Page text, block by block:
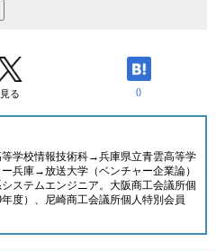
見る 0
学校情報技術科→兵庫県立青雲高等学
兵庫→放送大学（ベンチャー企業論）
ステムエンジニア。大阪商工会議所個
年度）、尼崎商工会議所個人特別会員